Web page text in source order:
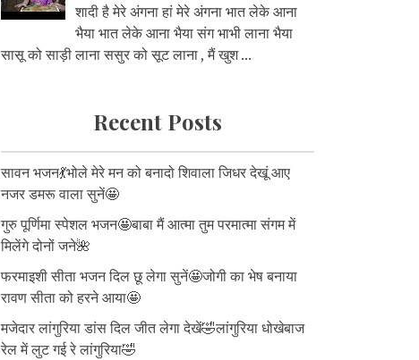
शादी है मेरे अंगना हां मेरे अंगना भात लेके आना
भैया भात लेके आना भैया संग भाभी लाना भैया
सासू को साड़ी लाना ससुर को सूट लाना , मैं खुश ...
Recent Posts
सावन भजन💃भोले मेरे मन को बनादो शिवाला जिधर देखूं आए
नजर डमरू वाला सुनें🤩
गुरु पूर्णिमा स्पेशल भजन🤩बाबा मैं आत्मा तुम परमात्मा संगम में
मिलेंगे दोनों जने🌺
फरमाइशी सीता भजन दिल छू लेगा सुनें🤩जोगी का भेष बनाया
रावण सीता को हरने आया🤩
मजेदार लांगुरिया डांस दिल जीत लेगा देखें🤣लांगुरिया धोखेबाज
रेल में लुट गई रे लांगुरिया🤣